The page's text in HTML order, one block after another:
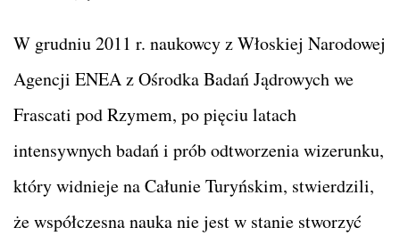
W grudniu 2011 r. naukowcy z Włoskiej Narodowej
Agencji ENEA z Ośrodka Badań Jądrowych we
Frascati pod Rzymem, po pięciu latach
intensywnych badań i prób odtworzenia wizerunku,
który widnieje na Całunie Turyńskim, stwierdzili,
że współczesna nauka nie jest w stanie stworzyć